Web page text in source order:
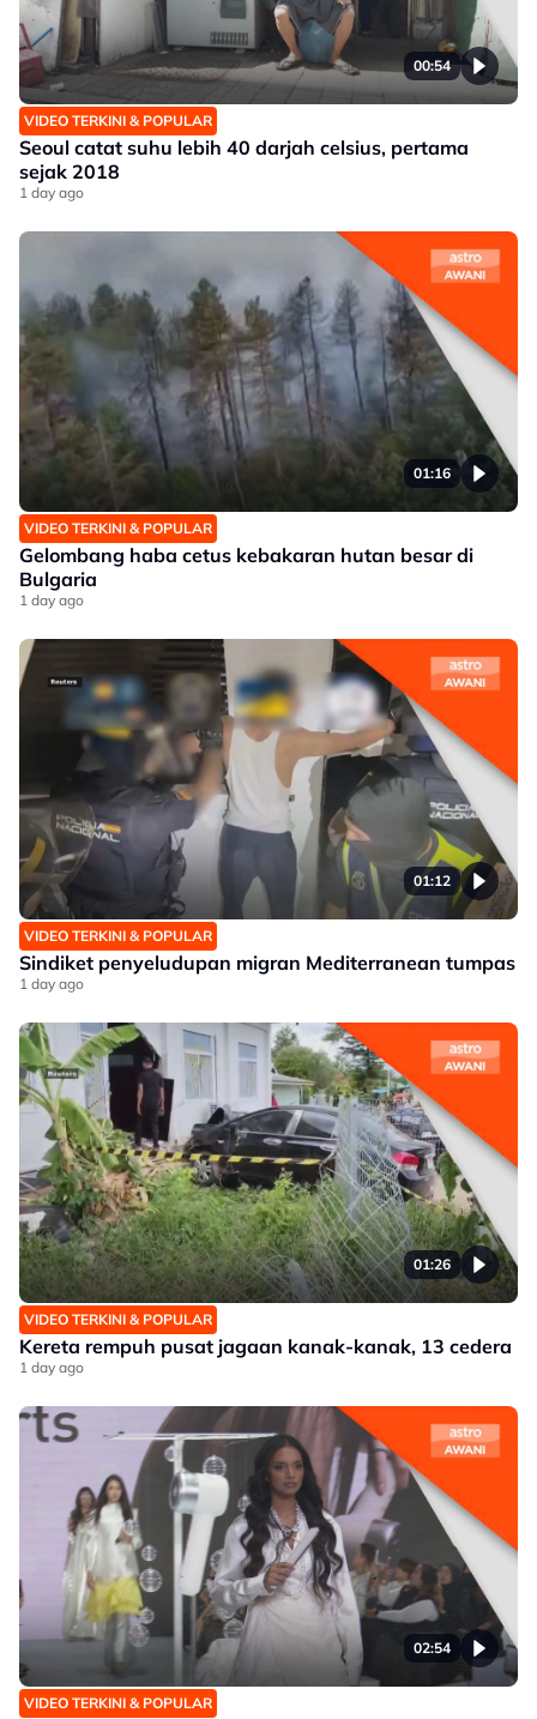
00:54
VIDEO TERKINI & POPULAR
Seoul catat suhu lebih 40 darjah celsius, pertama
sejak 2018
1 day ago
01:16
VIDEO TERKINI & POPULAR
Gelombang haba cetus kebakaran hutan besar di
Bulgaria
1 day ago
01:12
VIDEO TERKINI & POPULAR
Sindiket penyeludupan migran Mediterranean tumpas
1 day ago
01:26
VIDEO TERKINI & POPULAR
Kereta rempuh pusat jagaan kanak-kanak, 13 cedera
1 day ago
02:54
VIDEO TERKINI & POPULAR